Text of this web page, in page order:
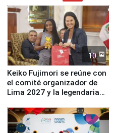
10
Keiko Fujimori se reúne con
el comité organizador de
Lima 2027 y la legendaria